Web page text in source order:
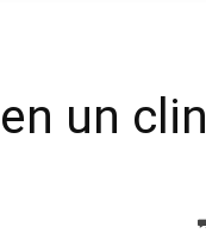
un clin